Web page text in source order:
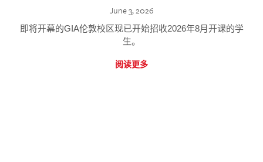
June 3, 2026
即将开幕的GIA伦敦校区现已开始招收2026年8月开课的学
生。
阅读更多